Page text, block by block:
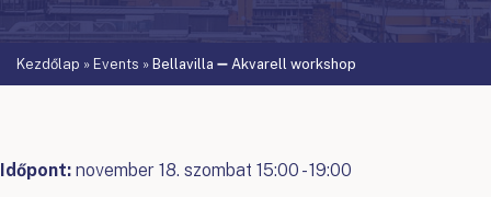
Kezdőlap » Events » Bellavilla ➖ Akvarell workshop
Időpont: november 18. szombat 15:00 - 19:00